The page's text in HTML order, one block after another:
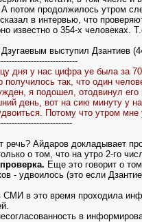
А потом продолжилось утром
в интервью, что
известно о 354-х человеках.
выступил Дзантиев
дня у нас цифра уе была за
получилось так, что один
я подошел, отодвинул его
день, вот на сию минуту у
Потому что утром
речь? Айдаров докладывает
о том, что на утро 2-го
Еще это говорит о
- удвоилось (это если
СМИ в это время проходила
в